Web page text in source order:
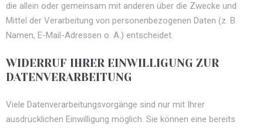
die allein oder gemeinsam mit anderen über die Zwecke und
Mittel der Verarbeitung von personenbezogenen Daten (z. B.
Namen, E-Mail-Adressen o. Ä.) entscheidet.
WIDERRUF IHRER EINWILLIGUNG ZUR
DATENVERARBEITUNG
Viele Datenverarbeitungsvorgänge sind nur mit Ihrer
ausdrücklichen Einwilligung möglich. Sie können eine bereits